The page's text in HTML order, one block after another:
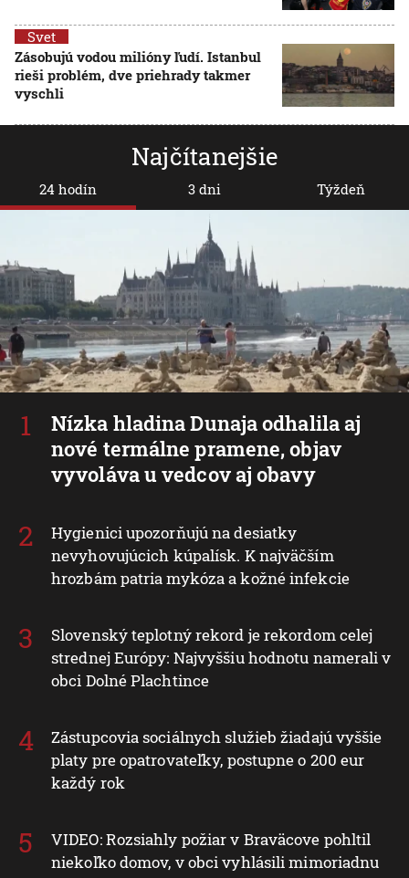
Svet
Zásobujú vodou milióny ľudí. Istanbul
rieši problém, dve priehrady takmer
vyschli
Najčítanejšie
24 hodín
Nízka hladina Dunaja odhalila aj
nové termálne pramene, objav
vyvoláva u vedcov aj obavy
Hygienici upozorňujú na desiatky
nevyhovujúcich kúpalísk. K najväčším
hrozbám patria mykóza a kožné infekcie
Slovenský teplotný rekord je rekordom celej
strednej Európy: Najvyššiu hodnotu namerali v
obci Dolné Plachtince
Zástupcovia sociálnych služieb žiadajú vyššie
platy pre opatrovateľky, postupne o 200 eur
každý rok
VIDEO: Rozsiahly požiar v Braväcove pohltil
niekoľko domov, v obci vyhlásili mimoriadnu
3 dni Týždeň